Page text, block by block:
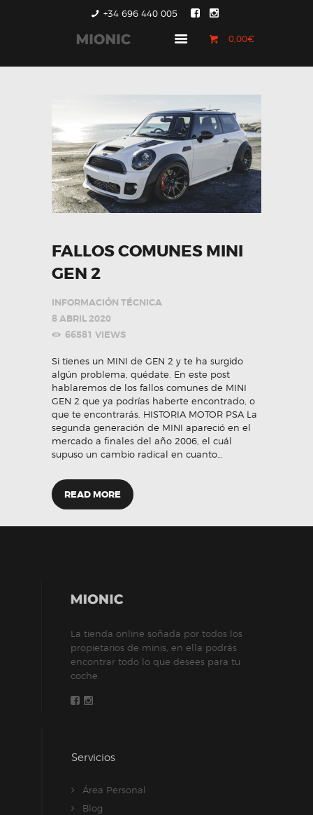
+34 696 440 005
0,00€
GENERACIÓN 1
GENERACIÓN 3
COUNTRYMAN &
PACEMAN
CONTACTO
FALLOS COMUNES MINI
GEN 2
INFORMACIÓN TÉCNICA
8 ABRIL 2020
66581 VIEWS
Si tienes un MINI de GEN 2 y te ha surgido
algún problema, quédate. En este post
hablaremos de los fallos comunes de MINI
GEN 2 que ya podrías haberte encontrado, o
que te encontrarás. HISTORIA MOTOR PSA La
segunda generación de MINI apareció en el
mercado a finales del año 2006, el cuál
supuso un cambio radical en cuanto…
READ MORE
La tienda online soñada por todos los
propietarios de minis, en ella podrás
encontrar todo lo que desees para tu
coche.
Servicios
Área Personal
Blog